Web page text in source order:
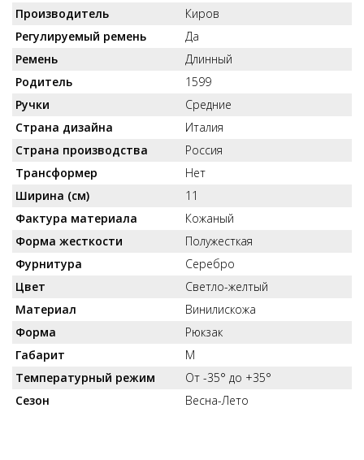
Производитель
Киров
Регулируемый ремень
Да
Ремень
Длинный
Родитель
1599
Ручки
Средние
Страна дизайна
Италия
Страна производства
Россия
Трансформер
Нет
Ширина (см)
11
Фактура материала
Кожаный
Форма жесткости
Полужесткая
Фурнитура
Серебро
Цвет
Светло-желтый
Материал
Винилискожа
Форма
Рюкзак
Габарит
M
Температурный режим
От -35° до +35°
Сезон
Весна-Лето